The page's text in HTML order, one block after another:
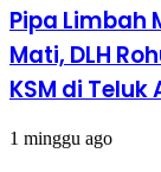
Pipa Limbah
Mati, DLH
KSM di Teluk
1 minggu ago